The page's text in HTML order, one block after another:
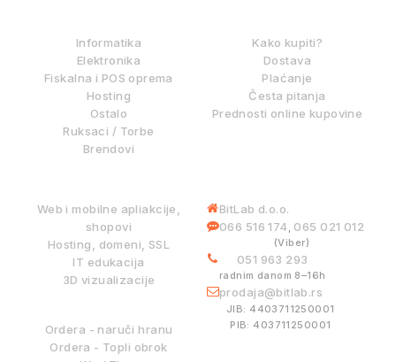
Informatika
Elektronika
Fiskalna i POS oprema
Hosting
Ostalo
Ruksaci / Torbe
Brendovi
Kako kupiti?
Dostava
Plaćanje
Česta pitanja
Prednosti online kupovine
Web i mobilne apliakcije,
shopovi
Hosting, domeni, SSL
IT edukacija
3D vizualizacije
Ordera - naruči hranu
Ordera - Topli obrok
BitLab d.o.o.
066 516 174, 065 021 012
(Viber)
051 963 293
radnim danom 8–16h
prodaja@bitlab.rs
JIB: 4403711250001
PIB: 403711250001